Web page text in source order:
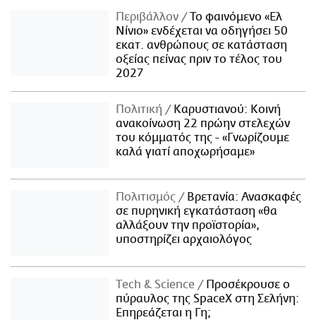
Περιβάλλον
Το φαινόμενο «Ελ
Νίνιο» ενδέχεται να οδηγήσει 50
εκατ. ανθρώπους σε κατάσταση
οξείας πείνας πριν το τέλος του
2027
Πολιτική
Καρυστιανού: Κοινή
ανακοίνωση 22 πρώην στελεχών
του κόμματός της - «Γνωρίζουμε
καλά γιατί αποχωρήσαμε»
Πολιτισμός
Βρετανία: Ανασκαφές
σε πυρηνική εγκατάσταση «θα
αλλάξουν την προϊστορία»,
υποστηρίζει αρχαιολόγος
Τech & Science
Προσέκρουσε ο
πύραυλος της SpaceX στη Σελήνη:
Επηρεάζεται η Γη;